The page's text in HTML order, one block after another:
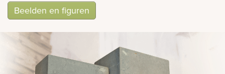
Beelden en figuren